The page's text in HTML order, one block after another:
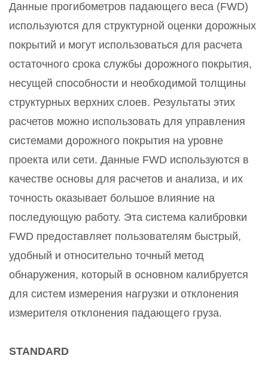
Данные прогибометров падающего веса (FWD)
используются для структурной оценки дорожных
покрытий и могут использоваться для расчета
остаточного срока службы дорожного покрытия,
несущей способности и необходимой толщины
структурных верхних слоев. Результаты этих
расчетов можно использовать для управления
системами дорожного покрытия на уровне
проекта или сети. Данные FWD используются в
качестве основы для расчетов и анализа, и их
точность оказывает большое влияние на
последующую работу. Эта система калибровки
FWD предоставляет пользователям быстрый,
удобный и относительно точный метод
обнаружения, который в основном калибруется
для систем измерения нагрузки и отклонения
измерителя отклонения падающего груза.
STANDARD